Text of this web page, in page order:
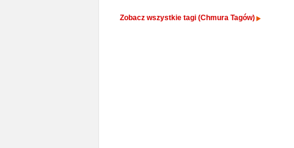
Zobacz wszystkie tagi (Chmura Tagów)